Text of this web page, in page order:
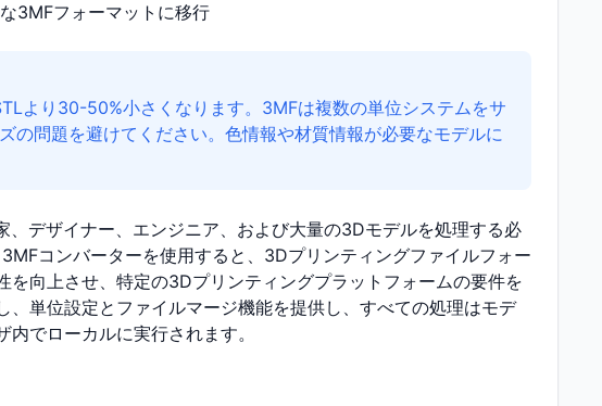
3MFフォーマットに移行
より30-50%小さくなります。3MFは複数の単位システムをサ
の問題を避けてください。色情報や材質情報が必要なモデルに
、デザイナー、エンジニア、および大量の3Dモデルを処理する必
コンバーターを使用すると、3Dプリンティングファイルフォー
向上させ、特定の3Dプリンティングプラットフォームの要件を
単位設定とファイルマージ機能を提供し、すべての処理はモデ
でローカルに実行されます。